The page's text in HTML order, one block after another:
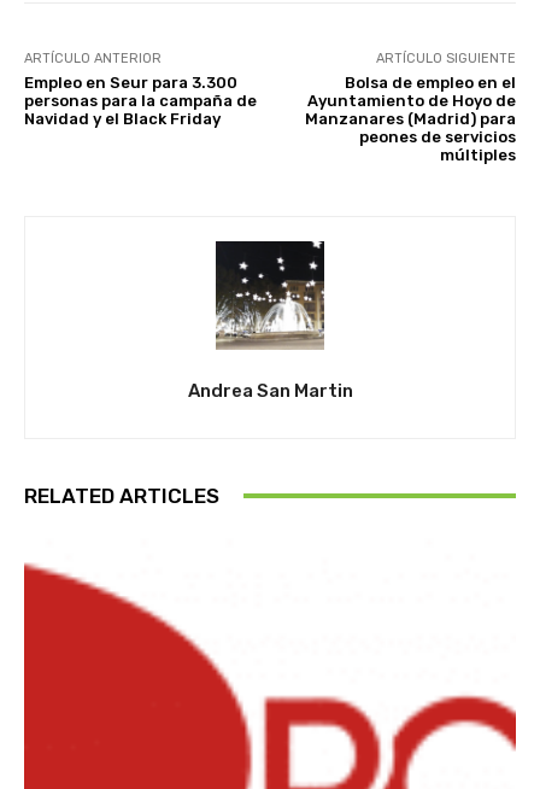
ARTÍCULO ANTERIOR
Empleo en Seur para 3.300
personas para la campaña de
Navidad y el Black Friday
ARTÍCULO SIGUIENTE
Bolsa de empleo en el
Ayuntamiento de Hoyo de
Manzanares (Madrid) para
peones de servicios
múltiples
Andrea San Martin
RELATED ARTICLES